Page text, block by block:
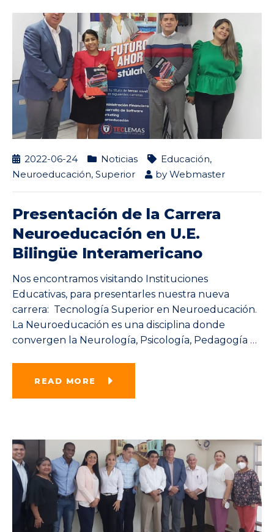
2022-06-24 Noticias Educación,
Neuroeducación, Superior by Webmaster
Presentación de la Carrera
Neuroeducación en U.E.
Bilingüe Interamericano
Nos encontramos visitando Instituciones
Educativas, para presentarles nuestra nueva
carrera: Tecnología Superior en Neuroeducación.
La Neuroeducación es una disciplina donde
convergen la Neurología, Psicología, Pedagogía …
READ MORE